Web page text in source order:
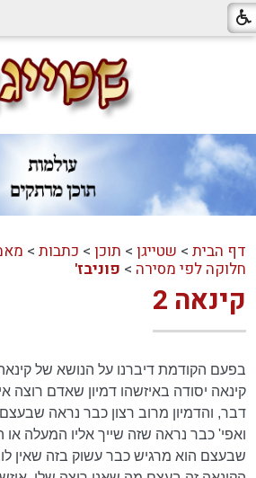
דף הבית > שטייגן > תוכן > כתבות >
חלוקה לפי מסירה > פוניבז'
קינאה 2
בפעם הקודמת דיברנו על הנושא של
קינאה יסודה באיזשהו דמיון שאדם רוצה
דבר, והדמיון מרוב רצון כבר נראה
ואפי' כבר נראה שזה שייך אליו המעלה
שבעצם הוא מרגיש כבר עשוק בזה שאין